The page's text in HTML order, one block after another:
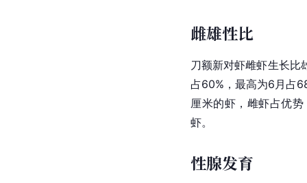
雌雄性比
刀额新对虾雌虾生长比
占60%，最高为6月占
厘米的虾，雌虾占优
虾。
性腺发育